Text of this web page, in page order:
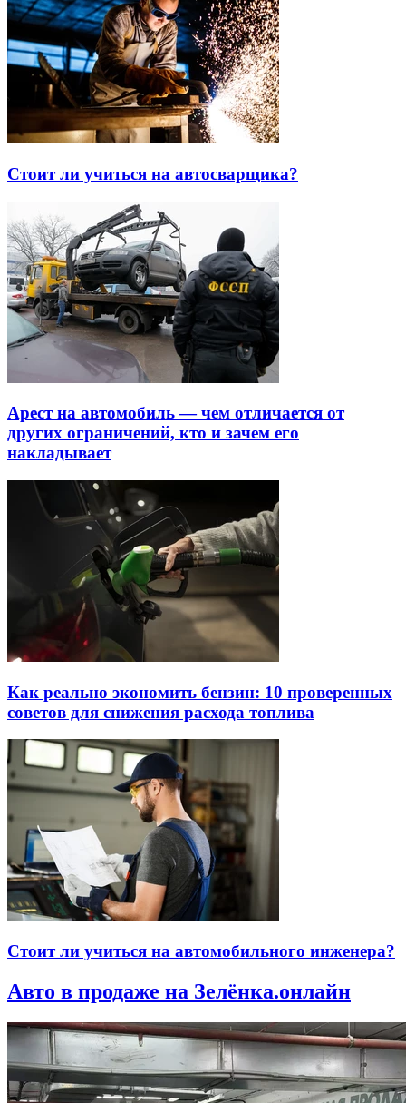
Стоит ли учиться на автосварщика?
Арест на автомобиль — чем отличается от
других ограничений, кто и зачем его
накладывает
Как реально экономить бензин: 10 проверенных
советов для снижения расхода топлива
Стоит ли учиться на автомобильного инженера?
Авто в продаже на Зелёнка.онлайн